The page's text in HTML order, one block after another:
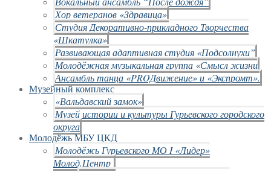
Хор ветеранов «Здравица»
Студия Декоративно-прикладного Творчества
«Шкатулка»
Развивающая адаптивная студия «Подсолнухи”
Молодёжная музыкальная группа «Смысл жизни
Ансамбль танца «PROДвижение» и «Экспромт».
Музейный комплекс
«Вальдавский замок»
Музей истории и культуры Гурьевского городского
округа
Молодёжь МБУ ЦКД
Молодёжь Гурьевского МО I «Лидер»
Молод.Центр